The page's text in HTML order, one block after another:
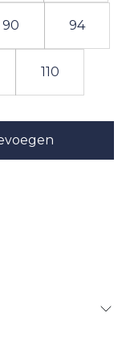
90 94
110